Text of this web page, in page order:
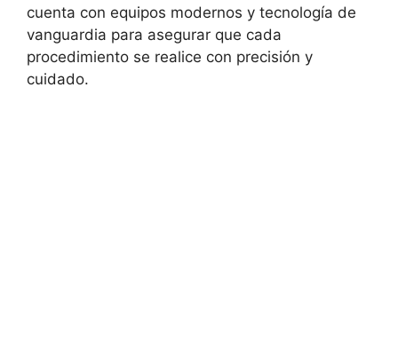
cuenta con equipos modernos y tecnología de
vanguardia para asegurar que cada
procedimiento se realice con precisión y
cuidado.